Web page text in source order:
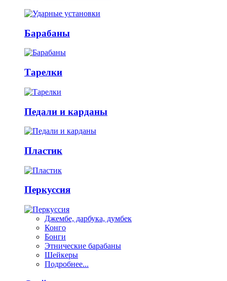
Барабаны
Тарелки
Педали и карданы
Пластик
Перкуссия
Джембе, дарбука, думбек
Конго
Бонги
Этнические барабаны
Шейкеры
Подробнее...